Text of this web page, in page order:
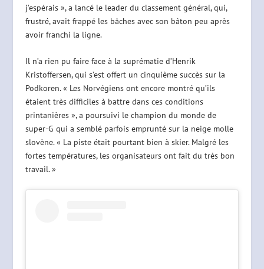
j’espérais », a lancé le leader du classement général, qui,
frustré, avait frappé les bâches avec son bâton peu après
avoir franchi la ligne.
Il n’a rien pu faire face à la suprématie d’Henrik
Kristoffersen, qui s’est offert un cinquième succès sur la
Podkoren. « Les Norvégiens ont encore montré qu’ils
étaient très difficiles à battre dans ces conditions
printanières », a poursuivi le champion du monde de
super-G qui a semblé parfois emprunté sur la neige molle
slovène. « La piste était pourtant bien à skier. Malgré les
fortes températures, les organisateurs ont fait du très bon
travail. »